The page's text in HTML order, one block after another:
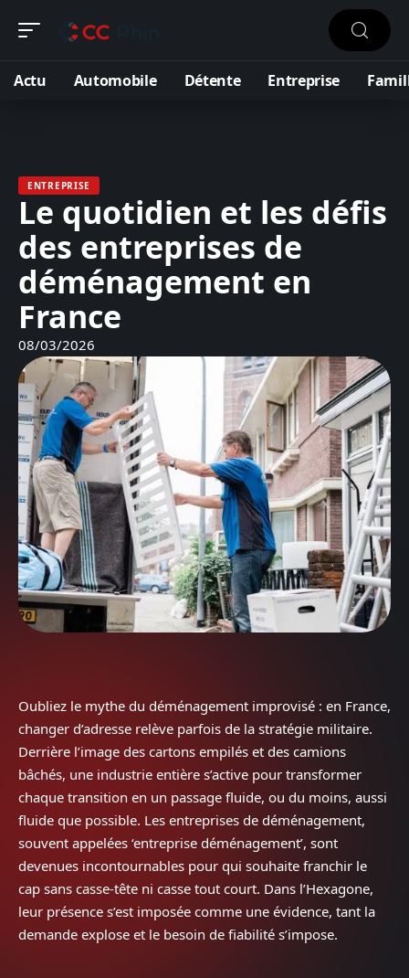
Actu Automobile Détente Entreprise
ENTREPRISE
Le quotidien et les défis
des entreprises de
déménagement en
France
08/03/2026
Oubliez le mythe du déménagement improvisé : en France,
changer d’adresse relève parfois de la stratégie militaire.
Derrière l’image des cartons empilés et des camions
bâchés, une industrie entière s’active pour transformer
chaque transition en un passage fluide, ou du moins, aussi
fluide que possible. Les entreprises de déménagement,
souvent appelées ‘entreprise déménagement’, sont
devenues incontournables pour qui souhaite franchir le
cap sans casse-tête ni casse tout court. Dans l’Hexagone,
leur présence s’est imposée comme une évidence, tant la
demande explose et le besoin de fiabilité s’impose.